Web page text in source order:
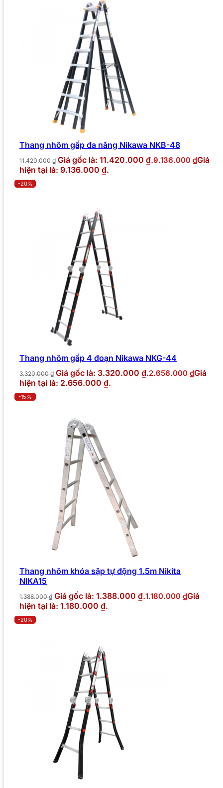
Thang nhôm gấp đa năng Nikawa NKB-48
11.420.000₫ Giá gốc là: 11.420.000 ₫.9.136.000 ₫Giá
hiện tại là: 9.136.000 ₫.
-20%
Thang nhôm gấp 4 đoạn Nikawa NKG-44
3.320.000₫ Giá gốc là: 3.320.000 ₫.2.656.000 ₫Giá
hiện tại là: 2.656.000 ₫.
-15%
Thang nhôm khóa sập tự động 1.5m Nikita
NIKA15
1.388.000₫ Giá gốc là: 1.388.000 ₫.1.180.000 ₫Giá
hiện tại là: 1.180.000 ₫.
-20%